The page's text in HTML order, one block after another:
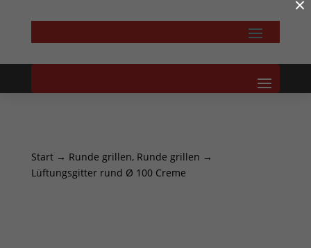
Start→ Runde grillen, Runde grillen →
Lüftungsgitter rund Ø 100 Creme